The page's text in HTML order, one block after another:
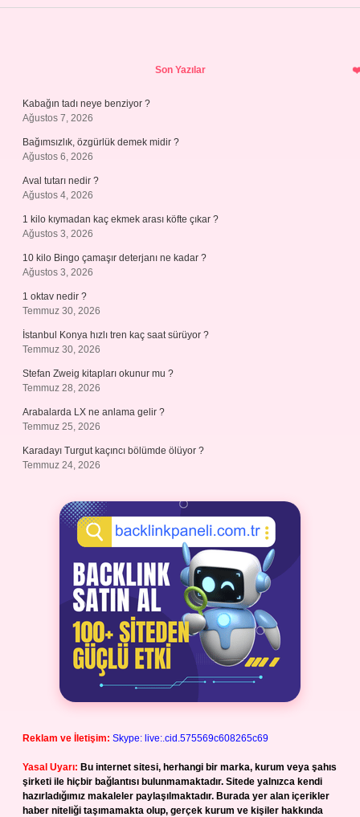
Son Yazılar
Kabağın tadı neye benziyor ?
Ağustos 7, 2026
Bağımsızlık, özgürlük demek midir ?
Ağustos 6, 2026
Aval tutarı nedir ?
Ağustos 4, 2026
1 kilo kıymadan kaç ekmek arası köfte çıkar ?
Ağustos 3, 2026
10 kilo Bingo çamaşır deterjanı ne kadar ?
Ağustos 3, 2026
1 oktav nedir ?
Temmuz 30, 2026
İstanbul Konya hızlı tren kaç saat sürüyor ?
Temmuz 30, 2026
Stefan Zweig kitapları okunur mu ?
Temmuz 28, 2026
Arabalarda LX ne anlama gelir ?
Temmuz 25, 2026
Karadayı Turgut kaçıncı bölümde ölüyor ?
Temmuz 24, 2026
Reklam ve İletişim: Skype: live:.cid.575569c608265c69
Yasal Uyarı: Bu internet sitesi, herhangi bir marka, kurum veya şahıs
şirketi ile hiçbir bağlantısı bulunmamaktadır. Sitede yalnızca kendi
hazırladığımız makaleler paylaşılmaktadır. Burada yer alan içerikler
haber niteliği taşımamakta olup, gerçek kurum ve kişiler hakkında